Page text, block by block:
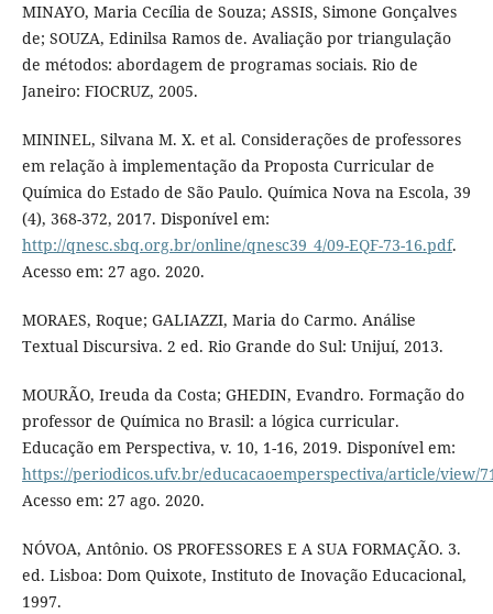
MINAYO, Maria Cecília de Souza; ASSIS, Simone Gonçalves
de; SOUZA, Edinilsa Ramos de. Avaliação por triangulação
de métodos: abordagem de programas sociais. Rio de
Janeiro: FIOCRUZ, 2005.
MININEL, Silvana M. X. et al. Considerações de professores
em relação à implementação da Proposta Curricular de
Química do Estado de São Paulo. Química Nova na Escola, 39
(4), 368-372, 2017. Disponível em:
http://qnesc.sbq.org.br/online/qnesc39_4/09-EQF-73-16.pdf.
Acesso em: 27 ago. 2020.
MORAES, Roque; GALIAZZI, Maria do Carmo. Análise
Textual Discursiva. 2 ed. Rio Grande do Sul: Unijuí, 2013.
MOURÃO, Ireuda da Costa; GHEDIN, Evandro. Formação do
professor de Química no Brasil: a lógica curricular.
Educação em Perspectiva, v. 10, 1-16, 2019. Disponível em:
https://periodicos.ufv.br/educacaoemperspectiva/article/view/
Acesso em: 27 ago. 2020.
NÓVOA, Antônio. OS PROFESSORES E A SUA FORMAÇÃO. 3.
ed. Lisboa: Dom Quixote, Instituto de Inovação Educacional,
1997.